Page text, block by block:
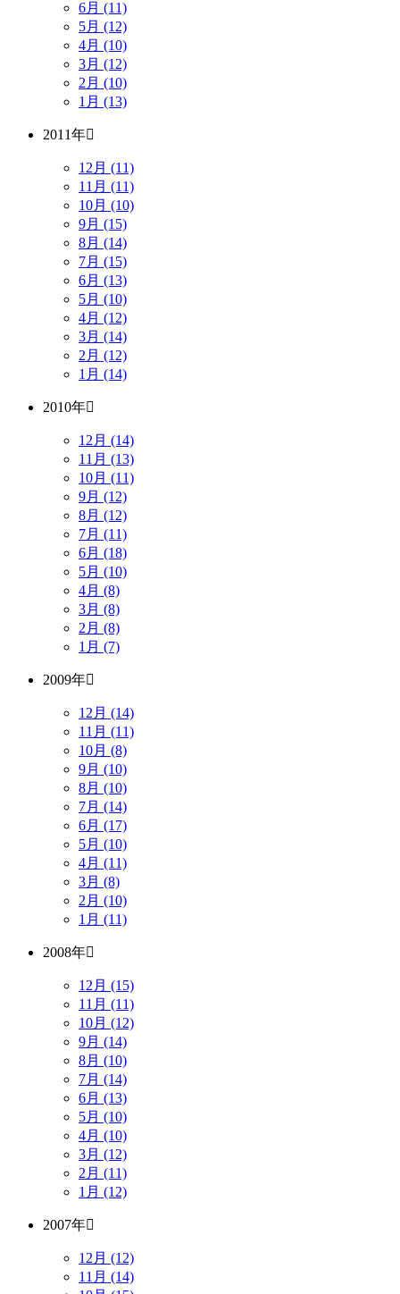
6月 (11)
5月 (12)
4月 (10)
3月 (12)
2月 (10)
1月 (13)
2011年
12月 (11)
11月 (11)
10月 (10)
9月 (15)
8月 (14)
7月 (15)
6月 (13)
5月 (10)
4月 (12)
3月 (14)
2月 (12)
1月 (14)
2010年
12月 (14)
11月 (13)
10月 (11)
9月 (12)
8月 (12)
7月 (11)
6月 (18)
5月 (10)
4月 (8)
3月 (8)
2月 (8)
1月 (7)
2009年
12月 (14)
11月 (11)
10月 (8)
9月 (10)
8月 (10)
7月 (14)
6月 (17)
5月 (10)
4月 (11)
3月 (8)
2月 (10)
1月 (11)
2008年
12月 (15)
11月 (11)
10月 (12)
9月 (14)
8月 (10)
7月 (14)
6月 (13)
5月 (10)
4月 (10)
3月 (12)
2月 (11)
1月 (12)
2007年
12月 (12)
11月 (14)